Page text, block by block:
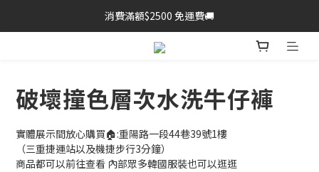
消費滿額$2500 免運費🚚
破壞撞色層次水洗牛仔褲
實體展示間放心購買🏠:重陽路一段44巷39號1樓
（三重捷運站以及機捷步行3分鐘）
商品都可以前往查看 內部眾多韓國服裝也可以逛逛